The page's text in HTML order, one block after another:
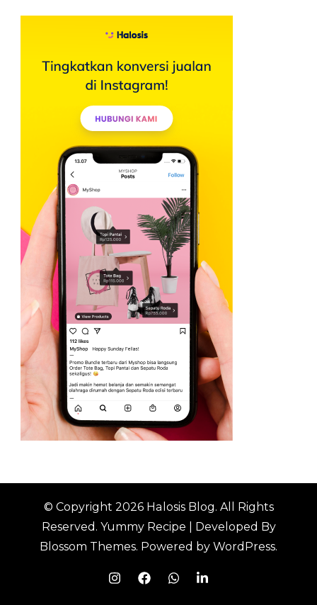
© Copyright 2026 Halosis Blog. All Rights
Reserved. Yummy Recipe | Developed By
Blossom Themes. Powered by WordPress.